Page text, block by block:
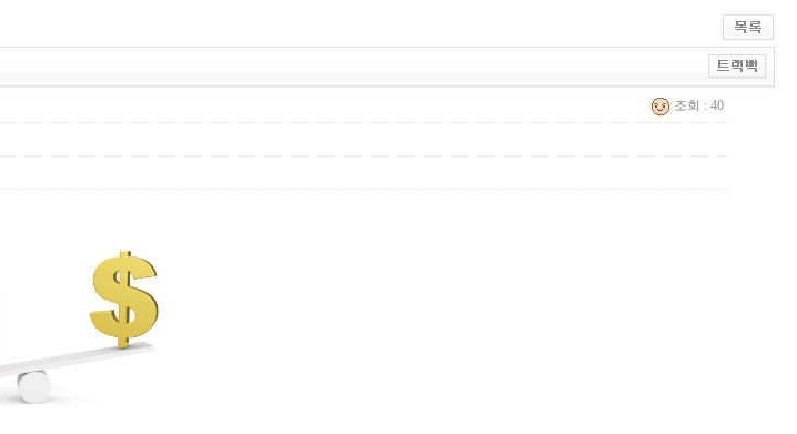
조회 : 40